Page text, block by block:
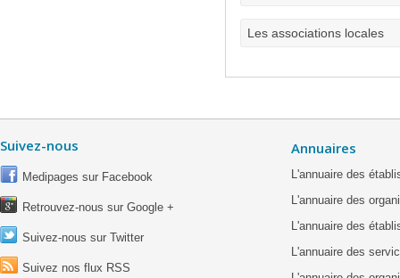
Les associations locales
Suivez-nous
Medipages sur Facebook
Retrouvez-nous sur Google +
Suivez-nous sur Twitter
Suivez nos flux RSS
Annuaires
L'annuaire des
L'annuaire des
L'annuaire des
L'annuaire des